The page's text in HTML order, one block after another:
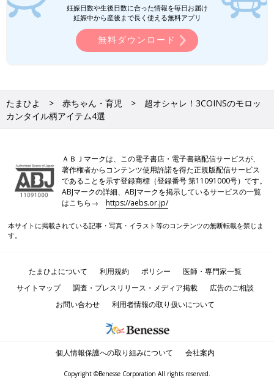
妊娠日数や生後日数に合った情報を毎日お届け
妊娠中から産後まで長く使える無料アプリ
無料ダウンロード
たまひよ 赤ちゃん・育児
超オシャレ！3COINSのモロッ
カンタイル柄アイテム4選
ＡＢＪマークは、この電子書店・電子書籍配信サービスが、
著作権者からコンテンツ使用許諾を得た正規版配信サービス
であることを示す登録商標（登録番号 第11091000号）です。
ABJマークの詳細、ABJマークを掲示しているサービスの一覧
はこちら→https://aebs.or.jp/
本サイトに掲載されている記事・写真・イラスト等のコンテンツの無断転載を禁じま
す。
たまひよについて 利用規約 ポリシー
医師・専門家一覧
サイトマップ
調査・プレスリリース・メディア掲載
広告のご相談
お問い合わせ
利用者情報の取り扱いについて
個人情報保護への取り組みについて 会社案内
Copyright ©Benesse Corporation All rights reserved.